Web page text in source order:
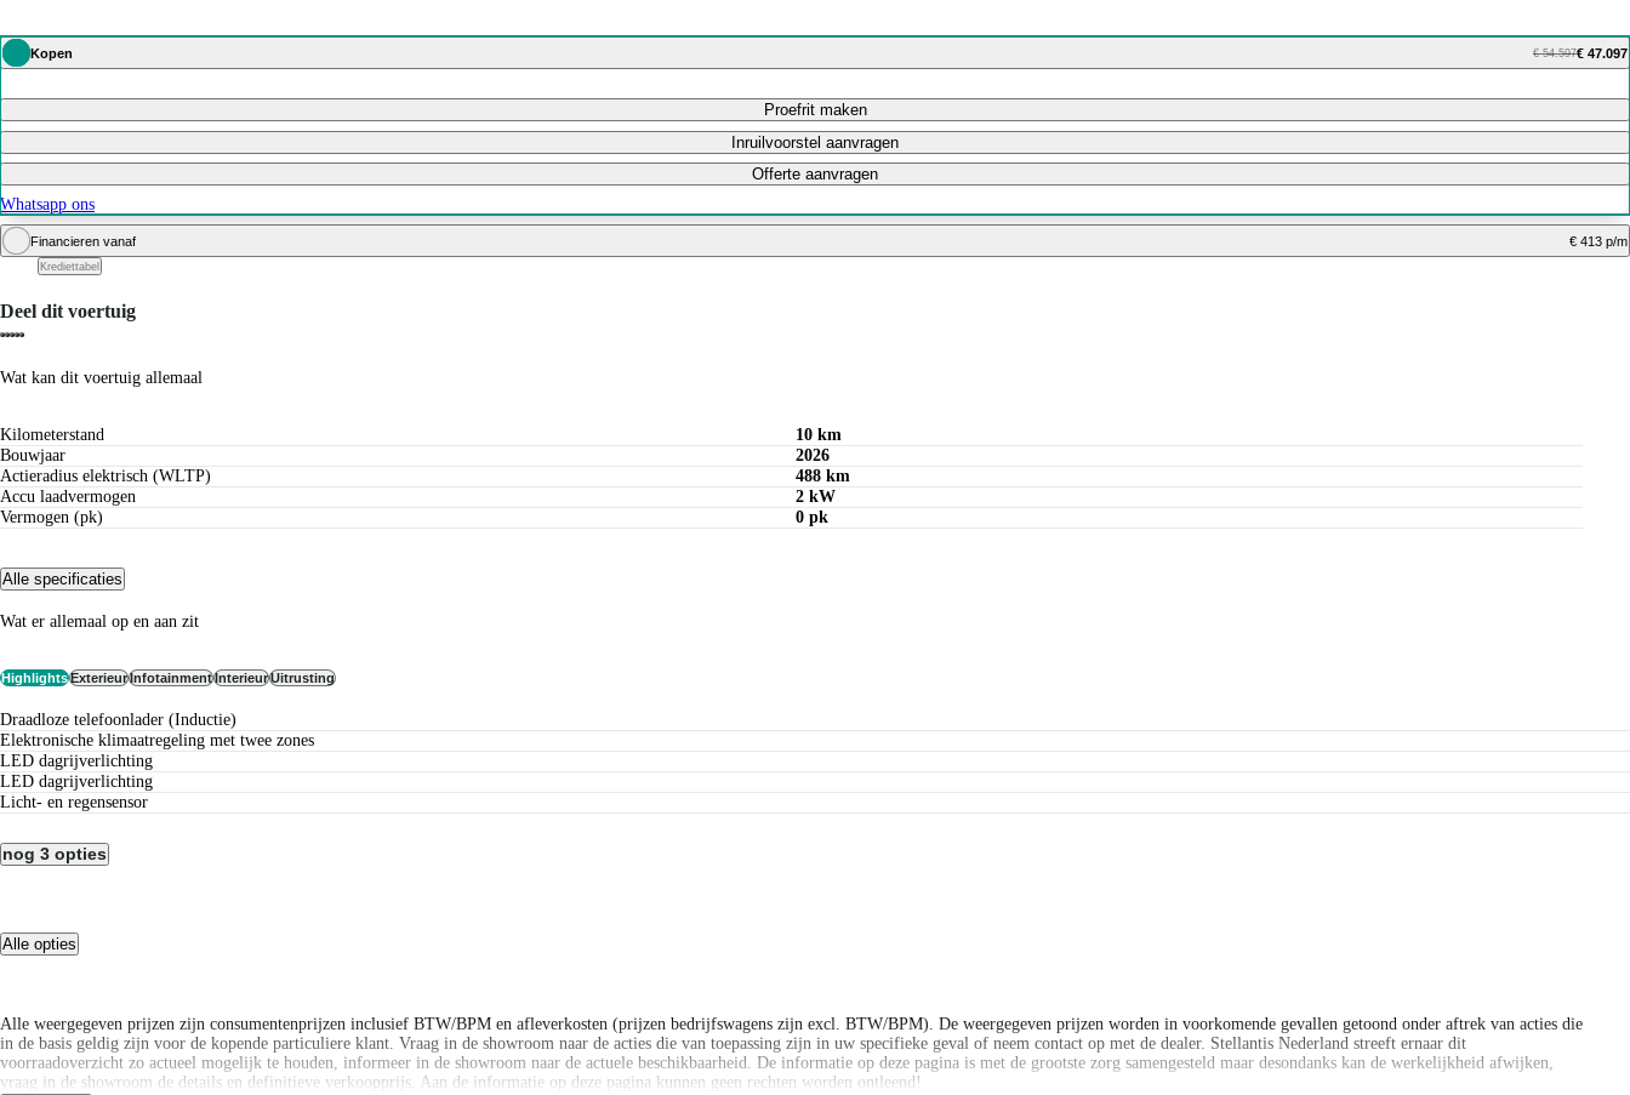
Kopen € 54.597€ 47.097
Proefrit maken
Inruilvoorstel aanvragen
Offerte aanvragen
Whatsapp ons
Financieren vanaf € 413 p/m
Krediettabel
Deel dit voertuig
Wat kan dit voertuig allemaal
Kilometerstand
10 km
Bouwjaar
2026
Actieradius elektrisch (WLTP)
488 km
Accu laadvermogen
2 kW
Vermogen (pk)
0 pk
Alle specificaties
Wat er allemaal op en aan zit
HighlightsExterieurInfotainmentInterieurUitrusting
Draadloze telefoonlader (Inductie)
Elektronische klimaatregeling met twee zones
LED dagrijverlichting
LED dagrijverlichting
Licht- en regensensor
nog 3 opties
Alle opties
Alle weergegeven prijzen zijn consumentenprijzen inclusief BTW/BPM en afleverkosten (prijzen bedrijfswagens zijn excl. BTW/BPM). De weergegeven prijzen worden in voorkomende gevallen getoond onder aftrek van acties die
in de basis geldig zijn voor de kopende particuliere klant. Vraag in de showroom naar de acties die van toepassing zijn in uw specifieke geval of neem contact op met de dealer. Stellantis Nederland streeft ernaar dit
voorraadoverzicht zo actueel mogelijk te houden, informeer in de showroom naar de actuele beschikbaarheid. De informatie op deze pagina is met de grootste zorg samengesteld maar desondanks kan de werkelijkheid afwijken,
vraag in de showroom de details en definitieve verkoopprijs. Aan de informatie op deze pagina kunnen geen rechten worden ontleend!